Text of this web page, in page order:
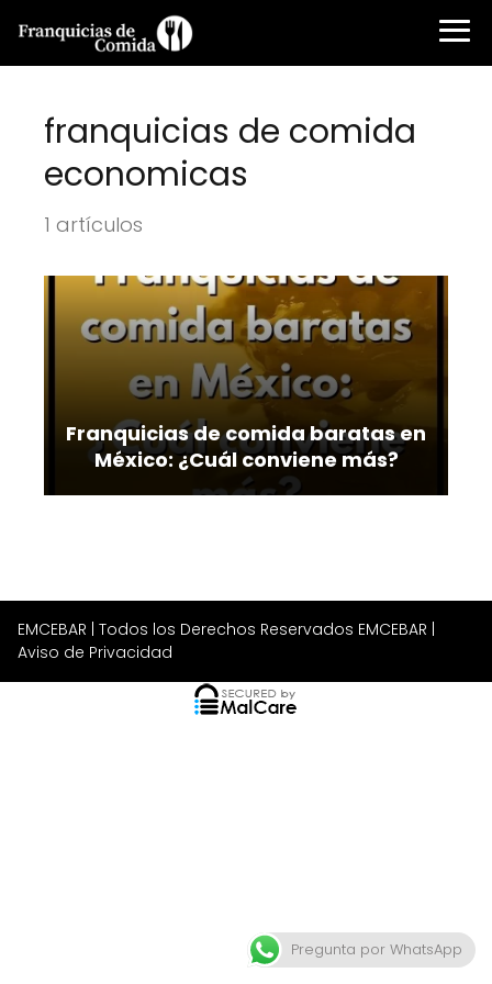
franquicias de comida
economicas
1 artículos
Franquicias de comida baratas en
México: ¿Cuál conviene más?
EMCEBAR | Todos los Derechos Reservados EMCEBAR |
Aviso de Privacidad
Pregunta por WhatsApp